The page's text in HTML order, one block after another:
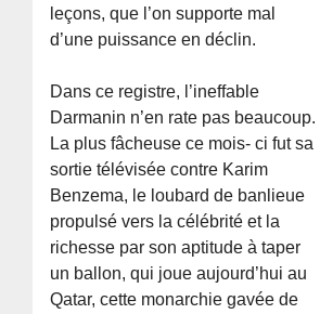
leçons, que l’on supporte mal
d’une puissance en déclin.
Dans ce registre, l’ineffable
Darmanin n’en rate pas beaucoup.
La plus fâcheuse ce mois- ci fut sa
sortie télévisée contre Karim
Benzema, le loubard de banlieue
propulsé vers la célébrité et la
richesse par son aptitude à taper
un ballon, qui joue aujourd’hui au
Qatar, cette monarchie gavée de